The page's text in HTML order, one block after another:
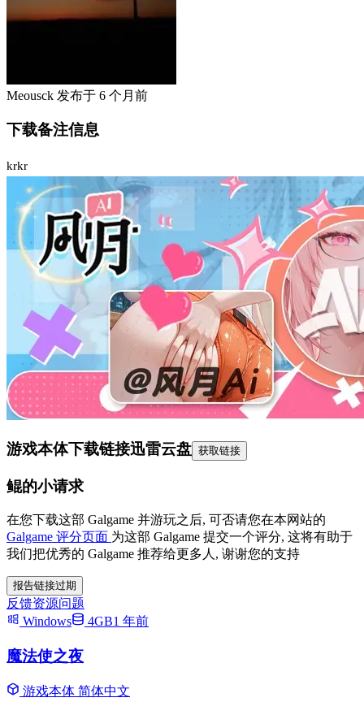
Meousck 发布于 6 个月前
下载备注信息
krkr
游戏本体下载链接迅雷云盘 获取链接
鲲的小请求
在您下载这部 Galgame 并游玩之后, 可否请您在本网站的
Galgame 评分页面 为这部 Galgame 提交一个评分, 这将有助于
我们把优秀的 Galgame 推荐给更多人, 谢谢您的支持
报告链接过期
反馈资源问题
Windows
4GB1 年前
魔法使之夜
游戏本体 简体中文